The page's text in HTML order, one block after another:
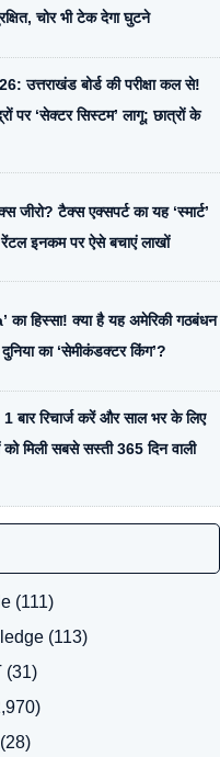
चोर भी टेक देगा घुटने
बोर्ड की परीक्षा कल से!
पर ‘सेक्टर सिस्टम’ लागू; छात्रों के
टैक्स एक्सपर्ट का यह ‘स्मार्ट’
इनकम पर ऐसे बचाएं लाखों
हिस्सा! क्या है यह अमेरिकी गठबंधन
का ‘सेमीकंडक्टर किंग’?
बार रिचार्ज करें और साल भर के लिए
को मिली सबसे सस्ती 365 दिन वाली
(111)
(113)
(31)
(28)